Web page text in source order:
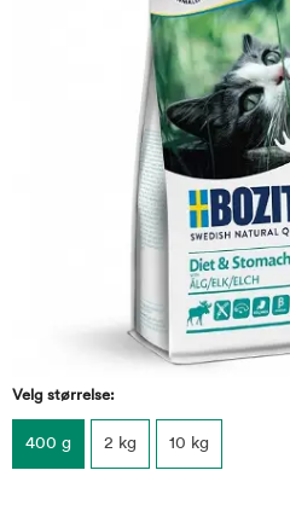
Velg størrelse:
400 g 2 kg 10 kg